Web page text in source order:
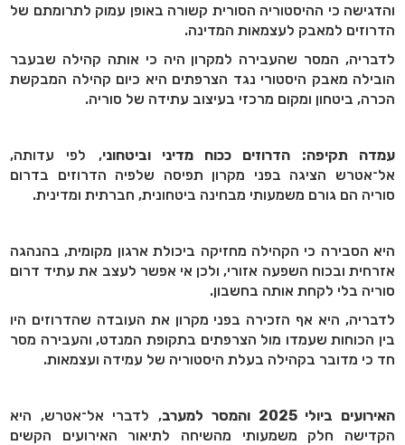
והדגישה כי ההיסטוריה הסורית קשורה באופן עמוק לתרומתם של
הדרוזים למאבק לעצמאות המדינה.
לדבריה, המסר שהעבירה למקרון היה כי אותה קהילה שבעבר
הובילה מאבק היסטורי נגד הצרפתים היא כיום קהילה המבקשת
הכרה, ביטחון ומקום מרכזי בעיצוב עתידה של סוריה.
עמדה תקיפה: הדרוזים ככוח מדיני וביטחוני, לפי עדותה,
אל־אטרש הציגה בפני מקרון תפיסה שלפיה הדרוזים בדרום
סוריה הם גורם משמעותי מבחינה ביטחונית, חברתית ומדינית.
היא הסבירה כי הקהילה מחזיקה ביכולת ארגון מקומית, בהנהגה
אזרחית ובכוח השפעה אזורי, ולכן אי אפשר לעצב את עתיד דרום
סוריה בלי לקחת אותה בחשבון.
לדבריה, היא אף הזכירה בפני מקרון את העובדה שהדרוזים היו
בין הכוחות שעמדו מול הצרפתים בתקופת המנדט, והעבירה מסר
חד כי מדובר בקהילה בעלת היסטוריה של עמידה ועצמאות.
האירועים ביולי 2025 והמסר למערב
, לדברי אל־אטרש, היא
הקדישה חלק משמעותי מהשיחה לתיאור האירועים הקשים